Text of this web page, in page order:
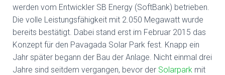
werden vom Entwickler SB Energy (SoftBank) betrieben.
Die volle Leistungsfähigkeit mit 2.050 Megawatt wurde
bereits bestätigt. Dabei stand erst im Februar 2015 das
Konzept für den Pavagada Solar Park fest. Knapp ein
Jahr später begann der Bau der Anlage. Nicht einmal drei
Jahre sind seitdem vergangen, bevor der Solarpark mit